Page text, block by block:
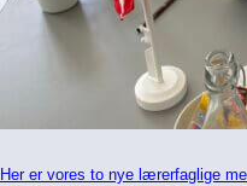
Her er vores to nye lærerfaglige